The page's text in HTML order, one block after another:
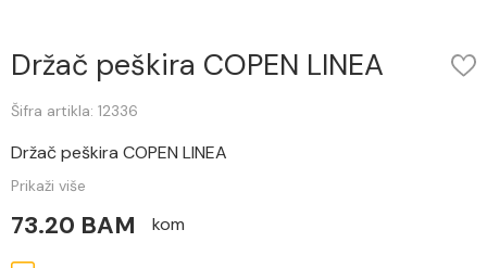
Držač peškira COPEN LINEA
Šifra artikla: 12336
Držač peškira COPEN LINEA
Prikaži više
73.20 BAM kom